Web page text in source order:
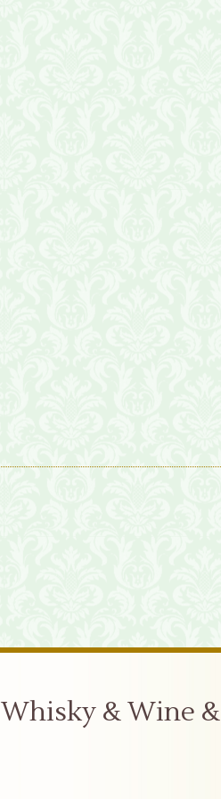
& Wine &